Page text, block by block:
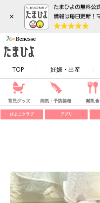
×
TOP 妊娠・出産
育児グッズ 病気・予防接種 離乳食
ひよこクラブ アプリ